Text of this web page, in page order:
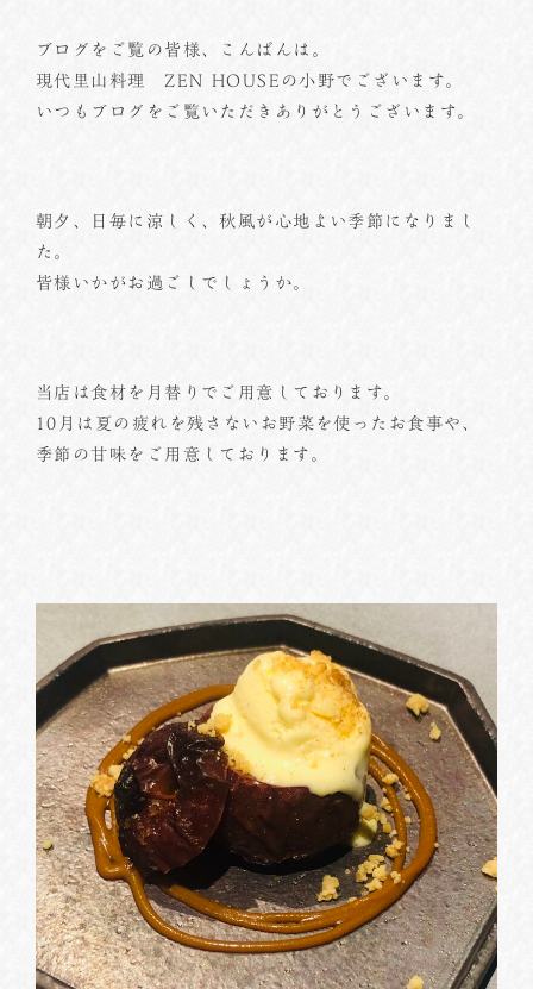
ブログをご覧の皆様、こんばんは。
現代里山料理 ZEN HOUSEの小野でございます。
いつもブログをご覧いただきありがとうございます。
朝夕、日毎に涼しく、秋風が心地よい季節になりまし
た。
皆様いかがお過ごしでしょうか。
当店は食材を月替りでご用意しております。
10月は夏の疲れを残さないお野菜を使ったお食事や、
季節の甘味をご用意しております。